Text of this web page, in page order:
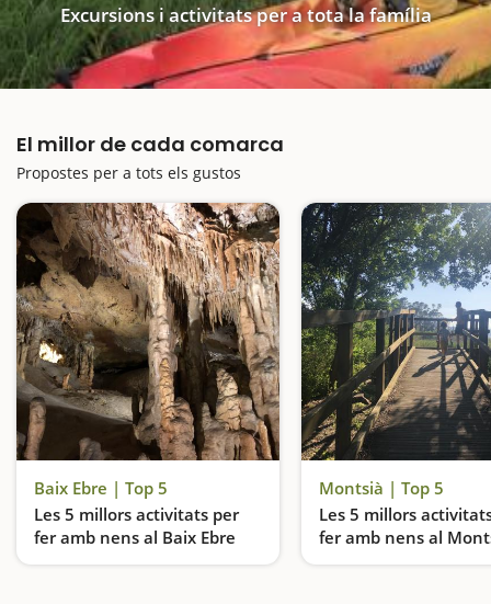
Excursions i activitats per a tota la família
El millor de cada comarca
Propostes per a tots els gustos
Baix Ebre | Top 5
Les 5 millors activitats per
fer amb nens al Baix Ebre
Entrarem a unes coves de 'meravella', navegarem per l'Ebre amb kayak, farem un tram de Camí de ronda a l'Ametlla, i viurem experiències al Delta de l'Ebre
Montsià | Top 5
Les 5 millors
fer amb nens al